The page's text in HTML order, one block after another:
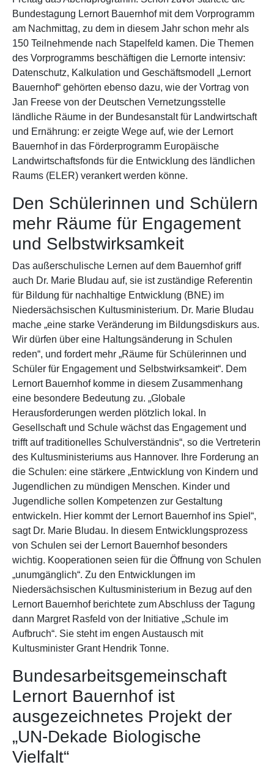
Bundestagung Lernort Bauernhof mit dem Vorprogramm
am Nachmittag, zu dem in diesem Jahr schon mehr als
150 Teilnehmende nach Stapelfeld kamen. Die Themen
des Vorprogramms beschäftigen die Lernorte intensiv:
Datenschutz, Kalkulation und Geschäftsmodell „Lernort
Bauernhof“ gehörten ebenso dazu, wie der Vortrag von
Jan Freese von der Deutschen Vernetzungsstelle
ländliche Räume in der Bundesanstalt für Landwirtschaft
und Ernährung: er zeigte Wege auf, wie der Lernort
Bauernhof in das Förderprogramm Europäische
Landwirtschaftsfonds für die Entwicklung des ländlichen
Raums (ELER) verankert werden könne.
Den Schülerinnen und Schülern
mehr Räume für Engagement
und Selbstwirksamkeit
Das außerschulische Lernen auf dem Bauernhof griff
auch Dr. Marie Bludau auf, sie ist zuständige Referentin
für Bildung für nachhaltige Entwicklung (BNE) im
Niedersächsischen Kultusministerium. Dr. Marie Bludau
mache „eine starke Veränderung im Bildungsdiskurs aus.
Wir dürfen über eine Haltungsänderung in Schulen
reden“, und fordert mehr „Räume für Schülerinnen und
Schüler für Engagement und Selbstwirksamkeit“. Dem
Lernort Bauernhof komme in diesem Zusammenhang
eine besondere Bedeutung zu. „Globale
Herausforderungen werden plötzlich lokal. In
Gesellschaft und Schule wächst das Engagement und
trifft auf traditionelles Schulverständnis“, so die Vertreterin
des Kultusministeriums aus Hannover. Ihre Forderung an
die Schulen: eine stärkere „Entwicklung von Kindern und
Jugendlichen zu mündigen Menschen. Kinder und
Jugendliche sollen Kompetenzen zur Gestaltung
entwickeln. Hier kommt der Lernort Bauernhof ins Spiel“,
sagt Dr. Marie Bludau. In diesem Entwicklungsprozess
von Schulen sei der Lernort Bauernhof besonders
wichtig. Kooperationen seien für die Öffnung von Schulen
„unumgänglich“. Zu den Entwicklungen im
Niedersächsischen Kultusministerium in Bezug auf den
Lernort Bauernhof berichtete zum Abschluss der Tagung
dann Margret Rasfeld von der Initiative „Schule im
Aufbruch“. Sie steht im engen Austausch mit
Kultusminister Grant Hendrik Tonne.
Bundesarbeitsgemeinschaft
Lernort Bauernhof ist
ausgezeichnetes Projekt der
„UN-Dekade Biologische
Vielfalt“